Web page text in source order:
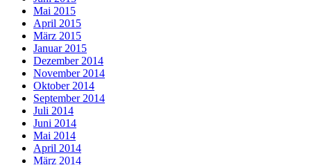
Mai 2015
April 2015
März 2015
Januar 2015
Dezember 2014
November 2014
Oktober 2014
September 2014
Juli 2014
Juni 2014
Mai 2014
April 2014
März 2014